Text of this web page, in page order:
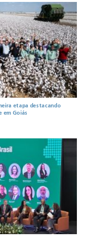
etapa destacando
em Goiás